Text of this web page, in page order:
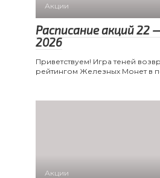
Акции
Расписание акций 22
2026
Приветствуем! Игра теней
рейтингом Железных Монет в
Акции